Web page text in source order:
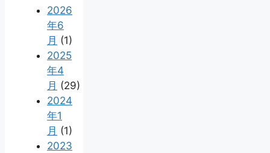
2026
年6
月 (1)
2025
年4
月 (29)
2024
年1
月 (1)
2023